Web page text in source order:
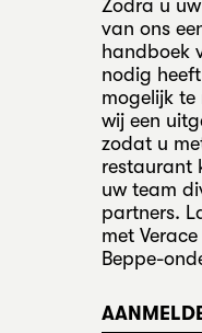
Zodra u
van ons
handboek
nodig
mogelijk te
wij een
zodat u
restaurant
uw team
partners.
met
Beppe-